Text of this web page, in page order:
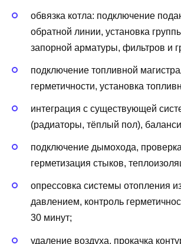
обвязка котла: подключение
обратной линии, установка
запорной арматуры, фильтров и
подключение топливной
герметичности, установка
интеграция с существующей
(радиаторы, тёплый пол),
подключение дымохода, проверка
герметизация стыков,
опрессовка системы отопления
давлением, контроль
30 минут;
удаление воздуха, прокачка